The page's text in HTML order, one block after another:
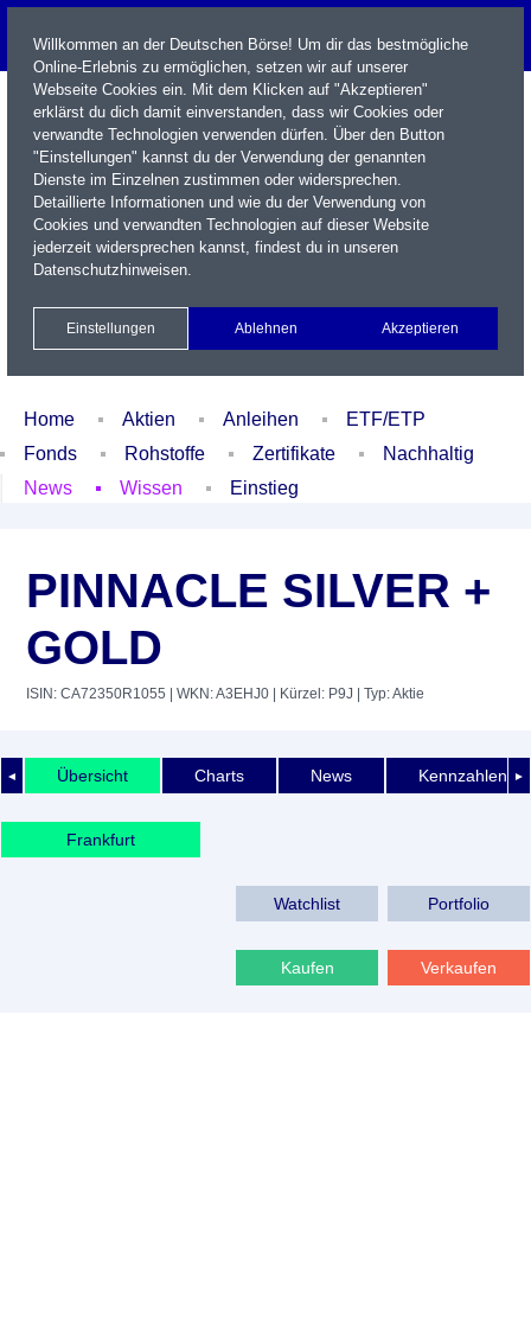
Name / WKN / ISIN / Kürzel
Xetra Realtime
Watchlist Portfolio Login
Home Aktien Anleihen
ETF/ETP
Fonds
Rohstoffe Zertifikate
Nachhaltig
News
Wissen Einstieg
PINNACLE SILVER +
GOLD
ISIN: CA72350R1055 | WKN: A3EHJ0 | Kürzel: P9J | Typ: Aktie
◄ ►
Übersicht Charts News Kennzahlen
Frankfurt
Watchlist Portfolio
Kaufen Verkaufen
Willkommen an der Deutschen Börse! Um dir das bestmögliche
Online-Erlebnis zu ermöglichen, setzen wir auf unserer
Webseite Cookies ein. Mit dem Klicken auf "Akzeptieren"
erklärst du dich damit einverstanden, dass wir Cookies oder
verwandte Technologien verwenden dürfen. Über den Button
"Einstellungen" kannst du der Verwendung der genannten
Dienste im Einzelnen zustimmen oder widersprechen.
Detaillierte Informationen und wie du der Verwendung von
Cookies und verwandten Technologien auf dieser Website
jederzeit widersprechen kannst, findest du in unseren
Datenschutzhinweisen.
Einstellungen Ablehnen Akzeptieren